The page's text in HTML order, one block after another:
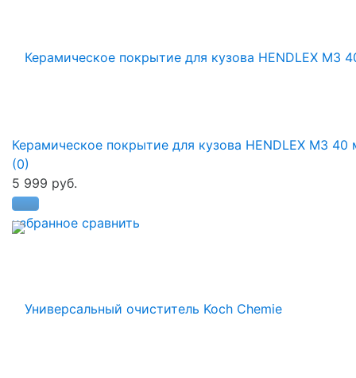
избранное сравнить
Керамическое покрытие для кузова HENDLEX М3 40
(0)
5 999 руб.